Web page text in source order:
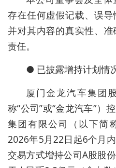
存在任何虚假记载、误导
并对其内容的真实性、
责任。
● 已披露增持计划情
厦门金龙汽车集团
称“公司”或“金龙汽车”）
集团有限公司（以下简
2026年5月22日起6个月
交易方式增持公司A股股